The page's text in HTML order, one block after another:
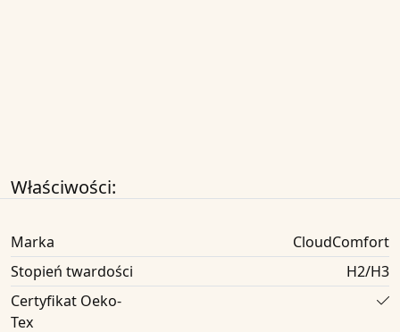
Właściwości:
Marka
CloudComfort
Stopień twardości
H2/H3
Certyfikat Oeko-
Tex